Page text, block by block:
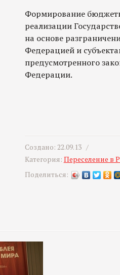
Формирование
реализации
на основе
Федерацией и
предусмотренного
Федерации.
Создано: 22.09.13 /
Категория: Переселение в
Поделиться: